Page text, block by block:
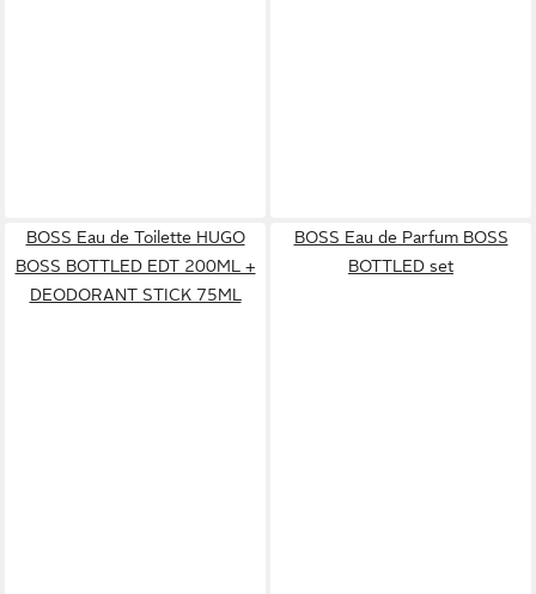
BOSS Eau de Toilette HUGO
BOSS BOTTLED EDT 200ML +
DEODORANT STICK 75ML
BOSS Eau de Parfum BOSS
BOTTLED set